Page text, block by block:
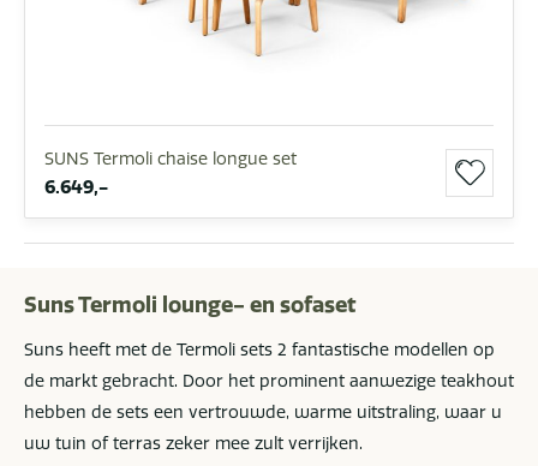
SUNS Termoli chaise longue set
6.649,-
Suns Termoli lounge- en sofaset
Suns heeft met de Termoli sets 2 fantastische modellen op
de markt gebracht. Door het prominent aanwezige teakhout
hebben de sets een vertrouwde, warme uitstraling, waar u
uw tuin of terras zeker mee zult verrijken.